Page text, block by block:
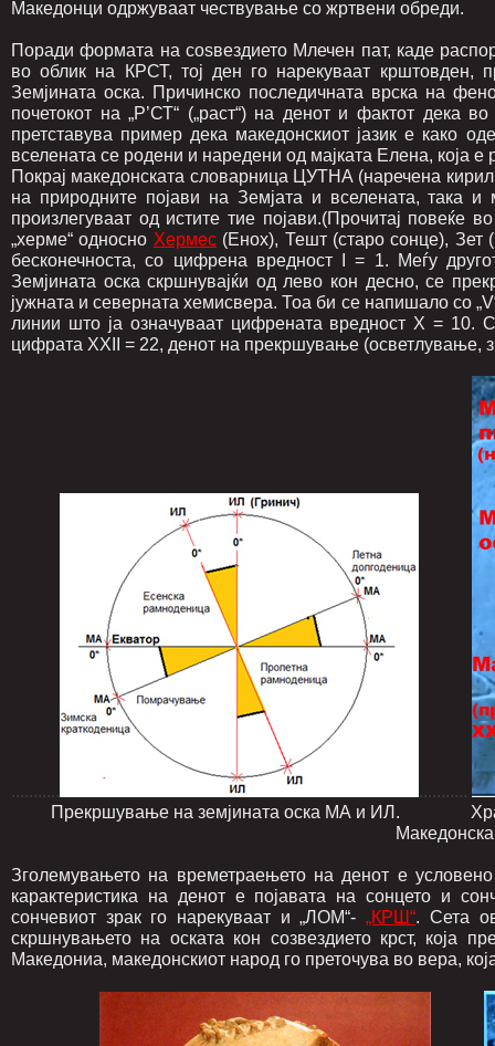
Македонци одржуваат чествување со жртвени обреди.
Поради формата на соѕвездието Млечен пат, каде
во облик на КРСТ, тој ден го нарекуваат
Земјината оска. Причинско последичната врска на
почетокот на „Р’СТ“ („раст“) на денот и фактот дека
претставува пример дека македонскиот јазик е како
вселената се родени и наредени од мајката Елена, која е
Покрај македонската словарница ЦУТНА (наречена
на природните појави на Земјата и вселената, така
произлегуваат од истите тие појави.(Прочитај повеќе
„херме“ односно Хермес(Енох), Тешт (старо сонце), Зет
бесконечноста, со цифрена вредност I = 1. Меѓу
Земјината оска скршнувајќи од лево кон десно, се
јужната и северната хемисвера. Тоа би се напишало со
линии што ја означуваат цифрената вредност X = 10.
цифрата XXII = 22, денот на прекршување (осветлување,
...........
...........
Прекршување на земјината оска МА и ИЛ. Храм
Македонска ера пред
Зголемувањето на времетраењето на денот е
карактеристика на денот е појавата на сонцето и
сончевиот зрак го нарекуваат и „ЛОМ“-„КРШ“. Сета
скршнувањето на оската кон созвездието крст, која
Македониа, македонскиот народ го преточува во вера,